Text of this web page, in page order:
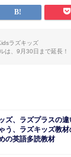
ラズキッズ
は、9月30日まで延長！
ズ、ラズプラスの
う、ラズキッズ教
の英語多読教材